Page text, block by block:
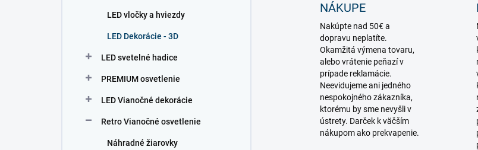
LED vločky a hviezdy
LED Dekorácie - 3D
LED svetelné hadice
PREMIUM osvetlenie
LED Vianočné dekorácie
Retro Vianočné osvetlenie
Náhradné žiarovky
NÁKUPE
Nakúpte nad 50€ a
dopravu neplatíte.
Okamžitá výmena tovaru,
alebo vrátenie peňazí v
prípade reklamácie.
Neevidujeme ani jedného
nespokojného zákazníka,
ktorému by sme nevyšli v
ústrety. Darček k väčším
nákupom ako prekvapenie.